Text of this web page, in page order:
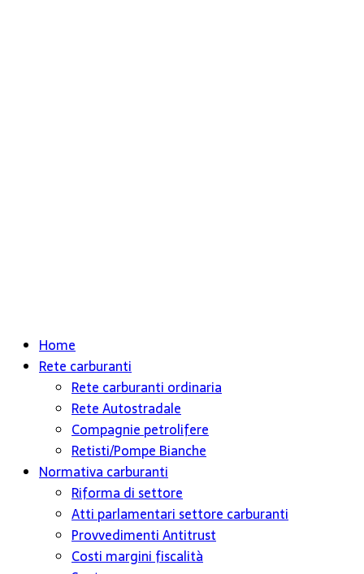
Home
Rete carburanti
Rete carburanti ordinaria
Rete Autostradale
Compagnie petrolifere
Retisti/Pompe Bianche
Normativa carburanti
Riforma di settore
Atti parlamentari settore carburanti
Provvedimenti Antitrust
Costi margini fiscalità